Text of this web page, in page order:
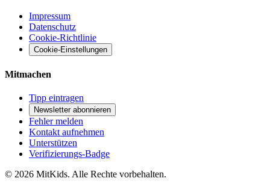
Impressum
Datenschutz
Cookie-Richtlinie
Cookie-Einstellungen
Mitmachen
Tipp eintragen
Newsletter abonnieren
Fehler melden
Kontakt aufnehmen
Unterstützen
Verifizierungs-Badge
© 2026 MitKids. Alle Rechte vorbehalten.